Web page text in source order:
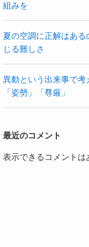
組みを
夏の空調に正解はあ
じる難しさ
異動という出来事で
「姿勢」「尊厳」
最近のコメント
表示できるコメントは